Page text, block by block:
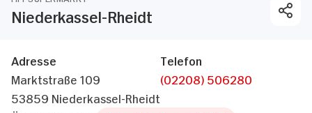
Niederkassel-Rheidt
Adresse
Marktstraße 109
53859 Niederkassel-Rheidt
Telefon
(02208) 506280